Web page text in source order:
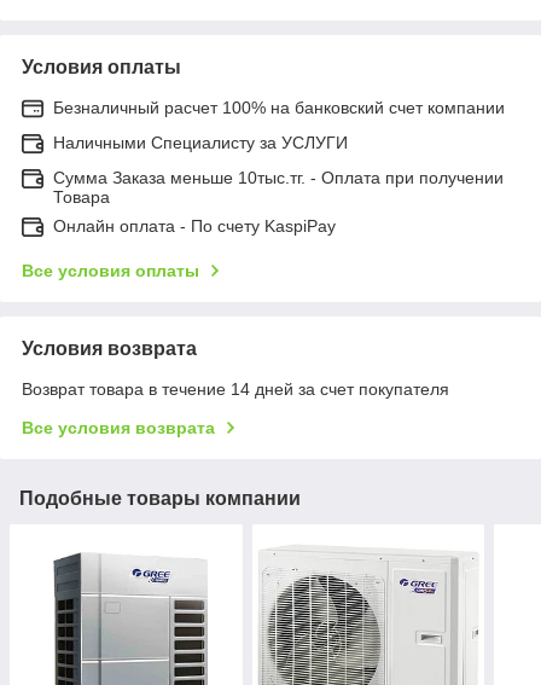
Условия оплаты
Безналичный расчет 100% на банковский счет компании
Наличными Специалисту за УСЛУГИ
Сумма Заказа меньше 10тыс.тг. - Оплата при получении
Товара
Онлайн оплата - По счету KaspiPay
Все условия оплаты
Условия возврата
Возврат товара в течение 14 дней за счет покупателя
Все условия возврата
Подобные товары компании